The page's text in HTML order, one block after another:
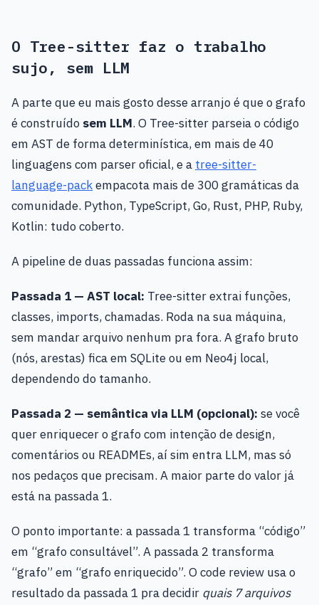
O Tree-sitter faz o trabalho
sujo, sem LLM
A parte que eu mais gosto desse arranjo é que o grafo
é construído sem LLM. O Tree-sitter parseia o código
em AST de forma determinística, em mais de 40
linguagens com parser oficial, e a tree-sitter-
language-packempacota mais de 300 gramáticas da
comunidade. Python, TypeScript, Go, Rust, PHP, Ruby,
Kotlin: tudo coberto.
A pipeline de duas passadas funciona assim:
Passada 1 — AST local: Tree-sitter extrai funções,
classes, imports, chamadas. Roda na sua máquina,
sem mandar arquivo nenhum pra fora. A grafo bruto
(nós, arestas) fica em SQLite ou em Neo4j local,
dependendo do tamanho.
Passada 2 — semântica via LLM (opcional): se você
quer enriquecer o grafo com intenção de design,
comentários ou READMEs, aí sim entra LLM, mas só
nos pedaços que precisam. A maior parte do valor já
está na passada 1.
O ponto importante: a passada 1 transforma “código”
em “grafo consultável”. A passada 2 transforma
“grafo” em “grafo enriquecido”. O code review usa o
resultado da passada 1 pra decidir quais 7 arquivos